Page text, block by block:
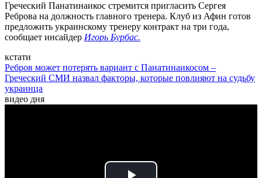
Греческий Панатинаикос стремится пригласить Сергея
Реброва на должность главного тренера. Клуб из Афин готов
предложить украинскому тренеру контракт на три года,
сообщает инсайдер Игорь Бурбас.
кстати
Ребров может потерять вариант с Панатинаикосом –
Греческий СМИ назвал факторы, которые повлияют на судьбу
украинца
видео дня